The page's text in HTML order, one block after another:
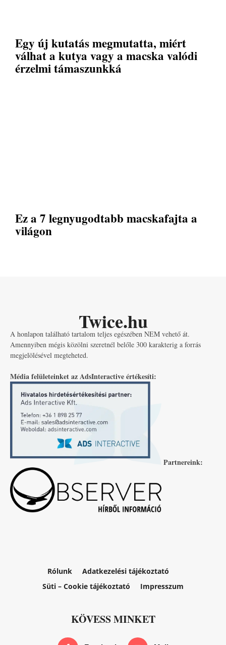
Egy új kutatás megmutatta, miért
válhat a kutya vagy a macska valódi
érzelmi támaszunkká
Ez a 7 legnyugodtabb macskafajta a
világon
Twice.hu
A honlapon található tartalom teljes egészében NEM vehető át.
Amennyiben mégis közölni szeretnél belőle 300 karakterig a forrás
megjelölésével megteheted.
Média felületeinket az AdsInteractive értékesíti:
Partnereink:
Rólunk
Adatkezelési tájékoztató
Süti – Cookie tájékoztató
Impresszum
KÖVESS MINKET